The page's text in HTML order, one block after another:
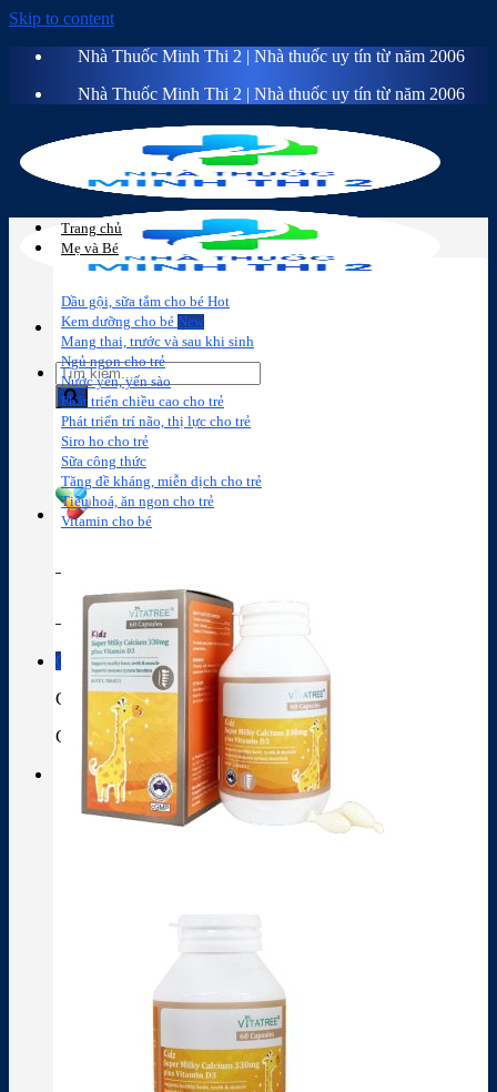
Skip to content
Nhà Thuốc Minh Thi 2 | Nhà thuốc uy tín từ năm 2006
Nhà Thuốc Minh Thi 2 | Nhà thuốc uy tín từ năm 2006
Sữa công
thức
Thành phần thuốc
Giỏ hàng
Giỏ hàng
Chưa có sản phẩm trong giỏ hàng.
Trang chủ
Mẹ và Bé
Dầu gội, sữa tắm cho bé
Kem dưỡng cho bé
Mang thai, trước và sau khi sinh
Ngủ ngon cho trẻ
Nước yến, yến sào
Phát triển chiều cao cho trẻ
Phát triển trí não, thị lực cho trẻ
Siro ho cho trẻ
Sữa công thức
Tăng đề kháng, miễn dịch cho trẻ
Tiêu hoá, ăn ngon cho trẻ
Vitamin cho bé